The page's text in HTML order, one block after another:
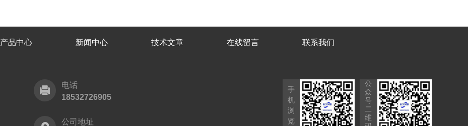
产品中心 新闻中心 技术文章 在线留言 联系我们
电话
18532726905
公司地址
手
机
浏
览
公
众
号
二
维